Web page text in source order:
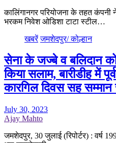
कालिंगानगर परियोजना के तहत कंपनी
भरकम निवेश ओडिशा टाटा स्टील…
खबरें जमशेदपुर/ कोल्हान
सेना के जज्बे व बलिदान
किया सलाम, बारीडीह में
कारगिल दिवस सह सम्मान
July 30, 2023
Ajay Mahto
जमशेदपुर, 30 जुलाई (रिपोर्टर) : वर्ष